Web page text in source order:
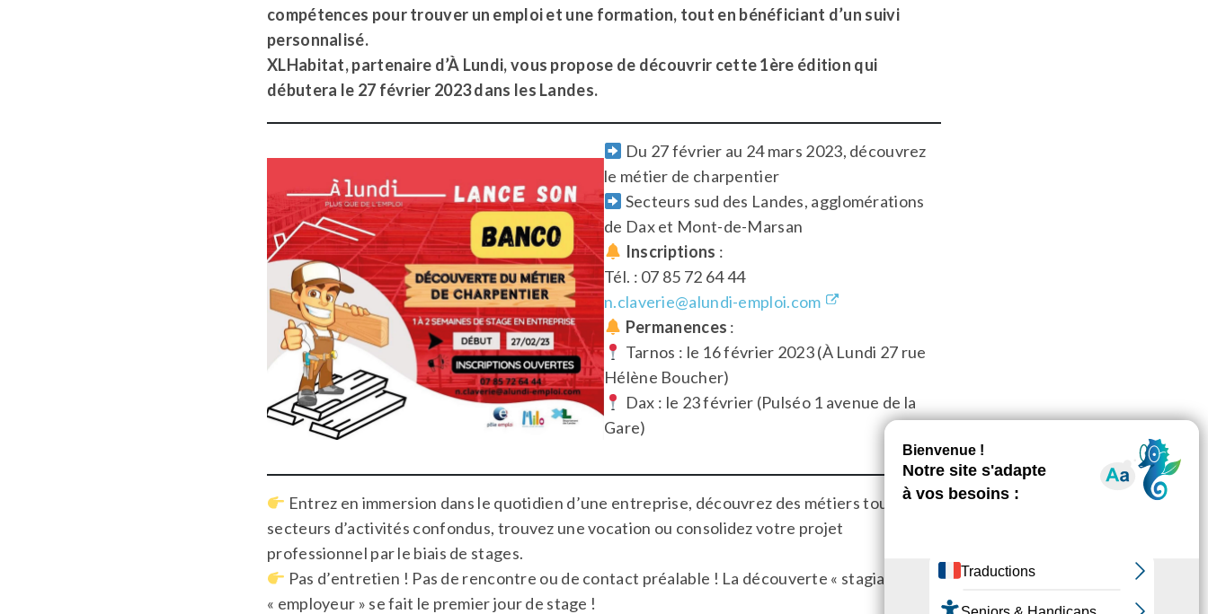
compétences pour trouver un emploi et une formation, tout en bénéficiant d’un suivi
personnalisé.
XLHabitat, partenaire d’À Lundi, vous propose de découvrir cette 1ère édition qui
débutera le 27 février 2023 dans les Landes.
Du 27 février au 24 mars 2023, découvrez
le métier de charpentier
Secteurs sud des Landes, agglomérations
de Dax et Mont-de-Marsan
Inscriptions :
Tél. : 07 85 72 64 44
n.claverie@alundi-emploi.com
Permanences :
Tarnos : le 16 février 2023 (À Lundi 27 rue
Hélène Boucher)
Dax : le 23 février (Pulséo 1 avenue de la
Gare)
Entrez en immersion dans le quotidien d’une entreprise, découvrez des métiers tous
secteurs d’activités confondus, trouvez une vocation ou consolidez votre projet
professionnel par le biais de stages.
Pas d’entretien ! Pas de rencontre ou de contact préalable ! La découverte « stagiaire » /
« employeur » se fait le premier jour de stage !